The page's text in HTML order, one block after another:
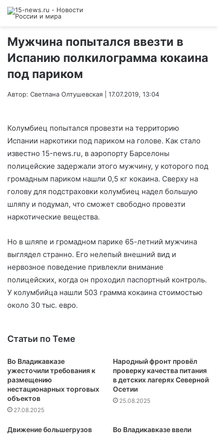
Мужчина попытался ввезти в
Испанию полкилограмма кокаина
под париком
Автор: Светлана Олтушевская | 17.07.2019, 13:04
Колумбиец попытался провезти на территорию
Испании наркотики под париком на голове. Как стало
известно 15-news.ru, в аэропорту Барселоны
полицейские задержали этого мужчину, у которого под
громадным париком нашли 0,5 кг кокаина. Сверху на
голову для подстраховки колумбиец надел большую
шляпу и подумал, что сможет свободно провезти
наркотические вещества.
Но в шляпе и громадном парике 65-летний мужчина
выглядел странно. Его нелепый внешний вид и
нервозное поведение привлекли внимание
полицейских, когда он проходил паспортный контроль.
У колумбийца нашли 503 грамма кокаина стоимостью
около 30 тыс. евро.
Статьи по Теме
Во Владикавказе
ужесточили требования к
размещению
нестационарных торговых
объектов
27.08.2025
Народный фронт провёл
проверку качества питания
в детских лагерях Северной
Осетии
25.08.2025
Движение большегрузов
Во Владикавказе ввели